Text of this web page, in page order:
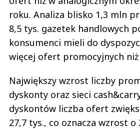
ciekawe, nietypowe wyroby o często
może być szansa dla niewielkich firm, które
możliwości organizacyjnych ani zasobów
szerszy dostęp do
Czytaj całość
Poznańczyk
Odpowiedz
Nie znaleziono
Zostaw swoje
Imię (Wymagane)
roku. Analiza blisko 1,3 mln
8,5 tys. gazetek handlowych
konsumenci mieli do
więcej ofert promocyjnych niż
Największy wzrost liczby
dyskonty oraz sieci
dyskontów liczba ofert
27,7 tys., co oznacza wzrost